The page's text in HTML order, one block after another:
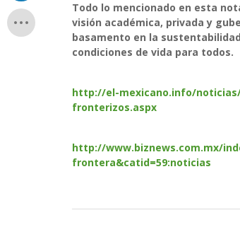
Todo lo mencionado en esta
visión académica, privada y
basamento en la
condiciones de vida para todos.
http://el-mexicano.info/
fronterizos.aspx
http://www.biznews.com.mx/
frontera&catid=59:noticias